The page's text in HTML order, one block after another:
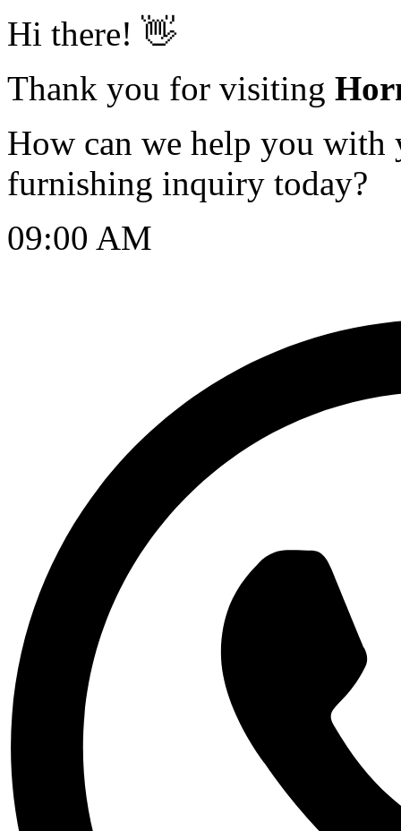
Hi there! 👋
Thank you for visiting
How can we help you
furnishing inquiry today?
09:00 AM